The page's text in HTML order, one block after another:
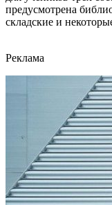
предусмотрена
складские и
Реклама